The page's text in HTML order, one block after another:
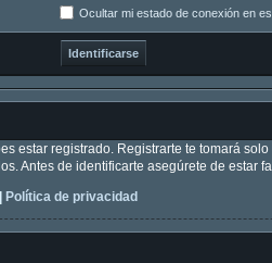
Ocultar mi estado de conexión en
estar registrado. Registrarte te tomará
Antes de identificarte asegúrete de estar
Política de privacidad